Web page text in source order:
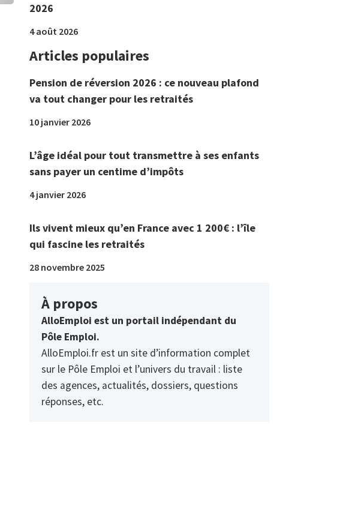
2026
4 août 2026
Articles populaires
Pension de réversion 2026 : ce nouveau plafond
va tout changer pour les retraités
10 janvier 2026
L’âge idéal pour tout transmettre à ses enfants
sans payer un centime d’impôts
4 janvier 2026
Ils vivent mieux qu’en France avec 1 200€ : l’île
qui fascine les retraités
28 novembre 2025
À propos
AlloEmploi est un portail indépendant du
Pôle Emploi.
AlloEmploi.fr est un site d’information complet
sur le Pôle Emploi et l’univers du travail : liste
des agences, actualités, dossiers, questions
réponses, etc.